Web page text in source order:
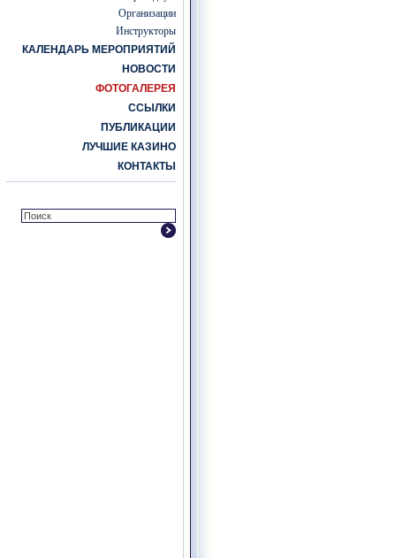
Организации
Инструкторы
КАЛЕНДАРЬ МЕРОПРИЯТИЙ
НОВОСТИ
ФОТОГАЛЕРЕЯ
ССЫЛКИ
ПУБЛИКАЦИИ
ЛУЧШИЕ КАЗИНО
КОНТАКТЫ